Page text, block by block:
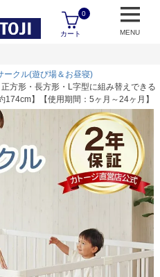
カート
0
MENU
ークル(遊び場＆お昼寝)
方形・長方形・L字型に組み替えできる
174cm】【使用期間：5ヶ月～24ヶ月】